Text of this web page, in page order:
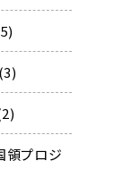
領プロジ